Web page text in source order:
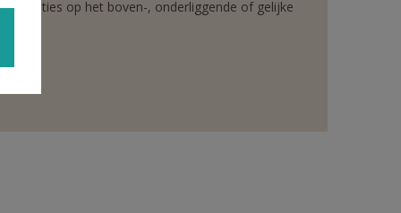
op het boven-, onderliggende of gelijke